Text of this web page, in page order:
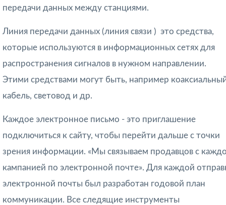
передачи данных между станциями.
Линия передачи данных (линия связи )  это средства,
которые используются в информационных сетях для
распространения сигналов в нужном направлении.
Этими средствами могут быть, например
кабель, световод и др.
Каждое электронное письмо - это приглашение
подключиться к сайту, чтобы перейти дальше с точки
зрения информации. «Мы связываем продавцов с
кампанией по электронной почте». Для каждой
электронной почты был разработан годовой план
коммуникации. Все следящие инструменты